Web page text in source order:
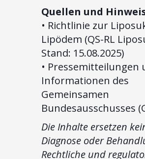
Quellen und
• Richtlinie zur
Lipödem (QS-RL
Stand: 15.08.2025)
• Pressemitteilungen
Informationen des
Gemeinsamen
Bundesausschusses
Die Inhalte ersetzen
Diagnose oder
Rechtliche und